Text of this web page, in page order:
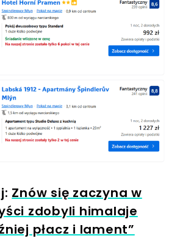
Znów się zaczyna w
zdobyli himalaje
płacz i lament”